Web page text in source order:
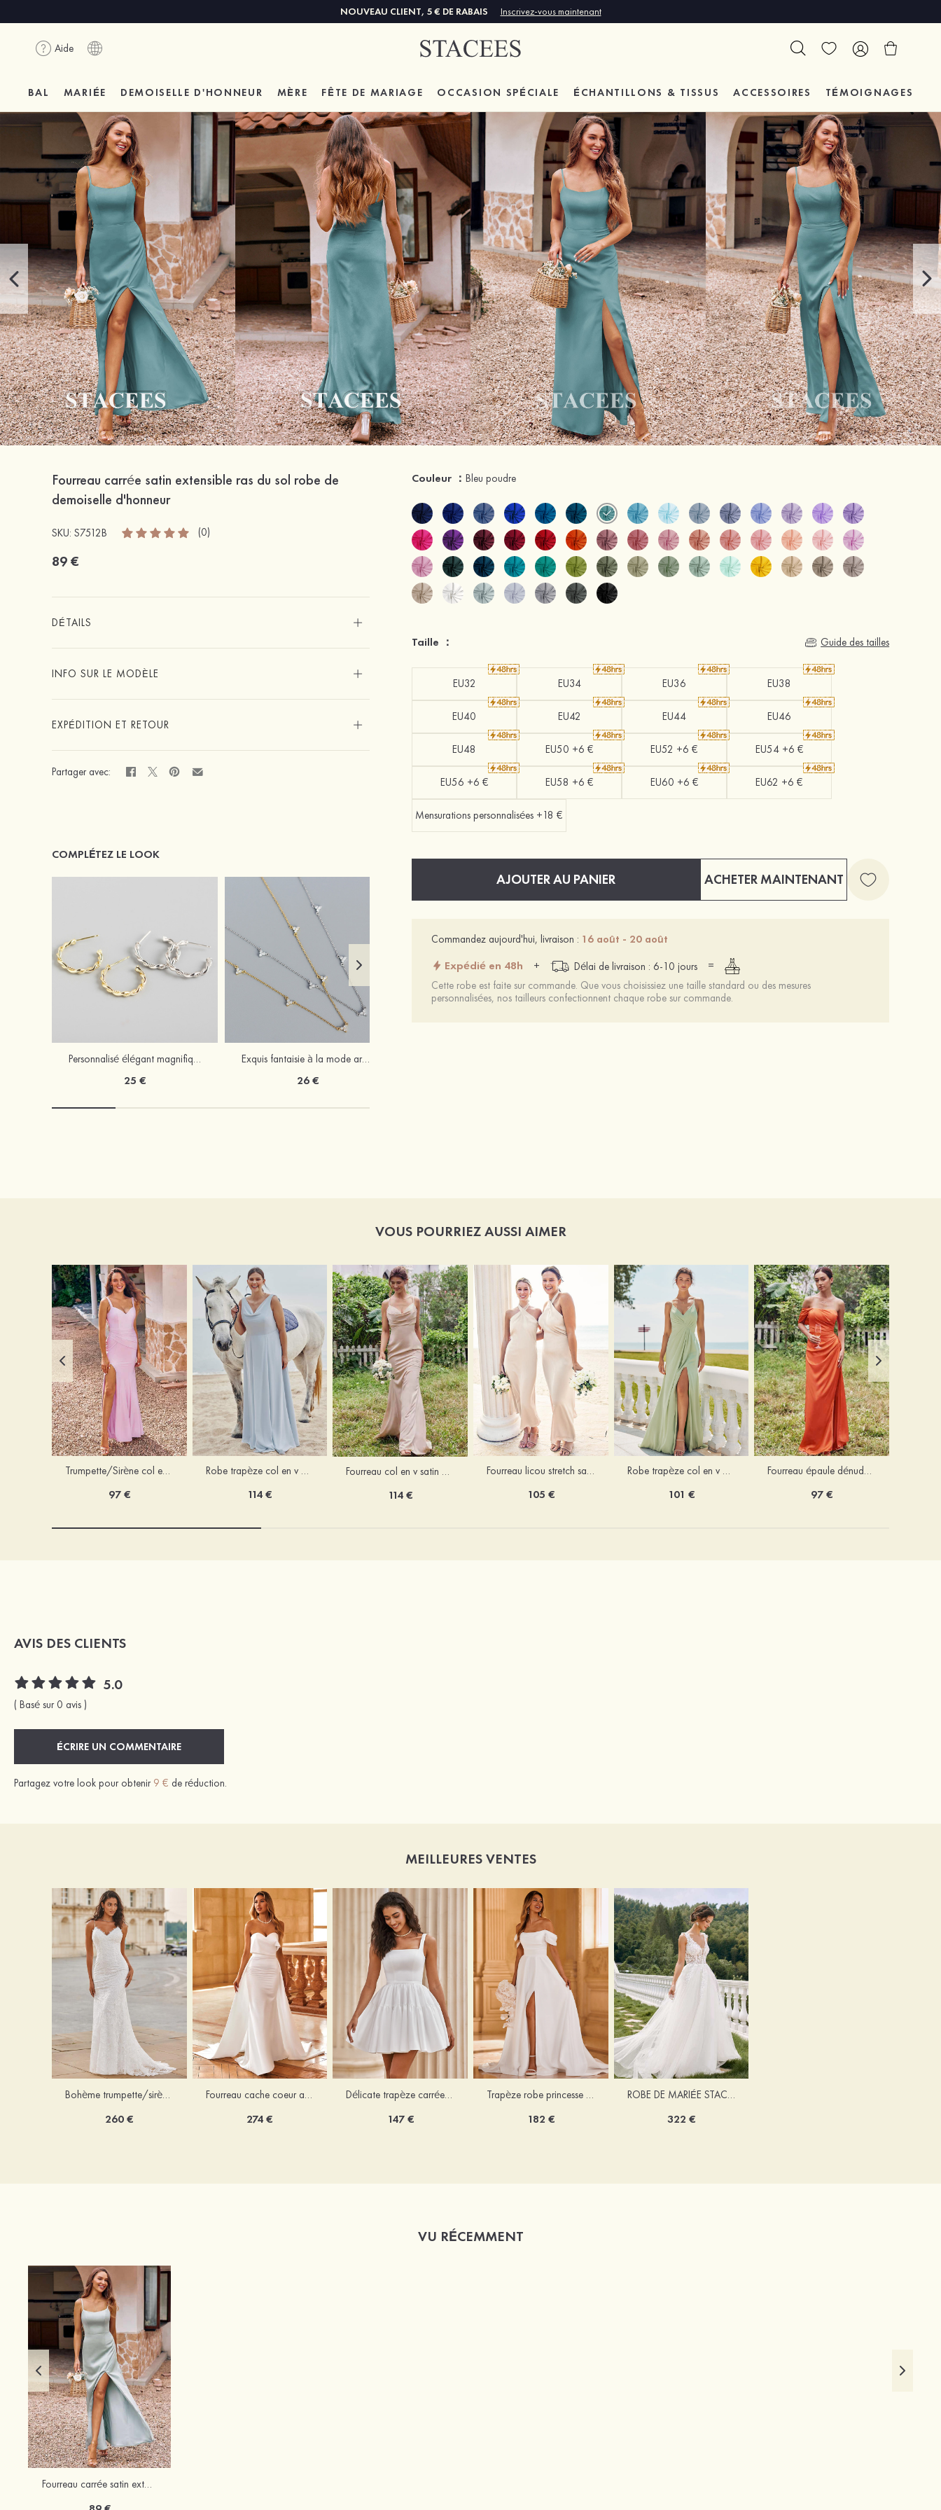
NOUVEAU CLIENT, 5 € DE RABAIS Inscrivez-vous maintenant
Aide
BAL MARIÉE DEMOISELLE D'HONNEUR MÈRE FÊTE DE MARIAGE OCCASION SPÉCIALE ÉCHANTILLONS & TISSUS ACCESSOIRES TÉMOIGNAGES
Fourreau carrée satin extensible ras du sol robe de
demoiselle d'honneur
SKU: S7512B (0)
89 €
DÉTAILS
INFO SUR LE MODÈLE
EXPÉDITION ET RETOUR
Partager avec:
COMPLÉTEZ LE LOOK
Personnalisé élégant magnifique argent S925 boucles d'oreilles
25 €
Exquis fantaisie à la mode argent s925 zircon colliers
26 €
Couleur ：Bleu poudre
Taille ： Guide des tailles
EU32 EU34 EU36 EU38
EU40 EU42 EU44 EU46
EU48 EU50 +6 € EU52 +6 € EU54 +6 €
EU56 +6 € EU58 +6 € EU60 +6 € EU62 +6 €
Mensurations personnalisées +18 €
AJOUTER AU PANIER ACHETER MAINTENANT
Commandez aujourd'hui, livraison : 16 août - 20 août
Expédié en 48h + Délai de livraison : 6-10 jours
=
Cette robe est faite sur commande. Que vous choisissiez une taille standard ou des mesures
personnalisées, nos tailleurs confectionnent chaque robe sur commande.
VOUS POURRIEZ AUSSI AIMER
Trumpette/Sirène col en v jersey ras du sol robe de demoiselle d'honneur
97 €
Robe trapèze col en v mousseline ras du sol robe de demoiselle d'honneur
114 €
Fourreau col en v satin extensible ras du sol robe de demoiselle d'honneur
114 €
Fourreau licou stretch satin longueur cheville robe de demoiselle d'honneur
105 €
Robe trapèze col en v mousseline ras du sol robe de demoiselle d'honneur
101 €
Fourreau épaule dénudée satin extensible ras du sol robe de demoiselle d'honneur
97 €
AVIS DES CLIENTS
5.0
( Basé sur 0 avis )
ÉCRIRE UN COMMENTAIRE
Partagez votre look pour obtenir 9 € de réduction.
MEILLEURES VENTES
Bohème trumpette/sirène col en v dentelle traîne balayage robe de mariée
260 €
Fourreau cache coeur amovible/abattable satin robe de mariée
274 €
Délicate trapèze carrée satin courte/mini robe de mariée
147 €
Trapèze robe princesse épaule dénudée traîne chapelle satin robe de mariée
182 €
ROBE DE MARIÉE STACEES ALONA
322 €
VU RÉCEMMENT
Fourreau carrée satin extensible ras du sol robe de demoiselle d'honneur